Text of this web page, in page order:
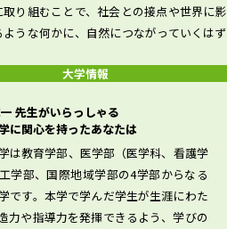
取り組むことで、社会との接点や世界に影
うな何かに、自然につながっていくはず
大学情報
先生がいらっしゃる
に関心を持ったあなたは
は教育学部、医学部（医学科、看護学
学部、国際地域学部の4学部からなる
です。本学で学んだ学生が生涯にわた
力や指導力を発揮できるよう、学びの